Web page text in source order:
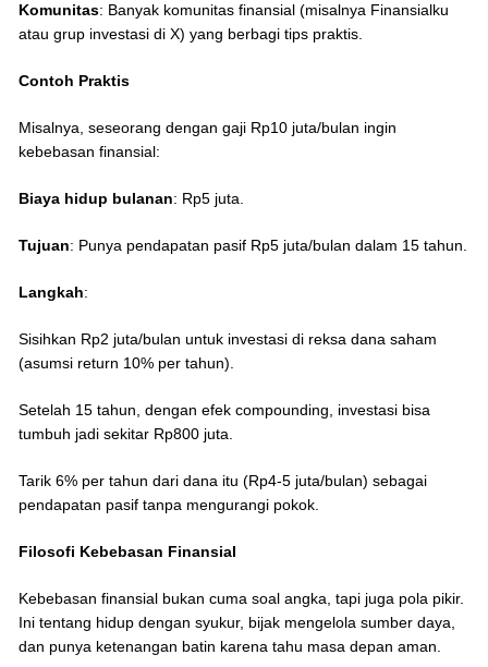
Komunitas: Banyak komunitas finansial (misalnya Finansialku
atau grup investasi di X) yang berbagi tips praktis.
Contoh Praktis
Misalnya, seseorang dengan gaji Rp10 juta/bulan ingin
kebebasan finansial:
Biaya hidup bulanan: Rp5 juta.
Tujuan: Punya pendapatan pasif Rp5 juta/bulan dalam 15 tahun.
Langkah:
Sisihkan Rp2 juta/bulan untuk investasi di reksa dana saham
(asumsi return 10% per tahun).
Setelah 15 tahun, dengan efek compounding, investasi bisa
tumbuh jadi sekitar Rp800 juta.
Tarik 6% per tahun dari dana itu (Rp4-5 juta/bulan) sebagai
pendapatan pasif tanpa mengurangi pokok.
Filosofi Kebebasan Finansial
Kebebasan finansial bukan cuma soal angka, tapi juga pola pikir.
Ini tentang hidup dengan syukur, bijak mengelola sumber daya,
dan punya ketenangan batin karena tahu masa depan aman.